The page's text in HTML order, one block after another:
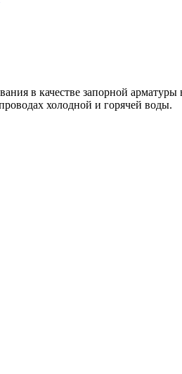
в качестве запорной
холодной и горячей воды.